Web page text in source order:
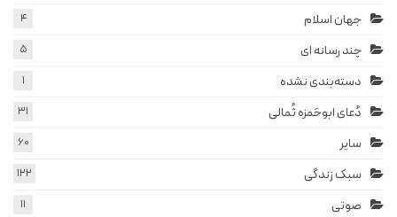
جهان اسلام 4
چند رسانه ای 5
دسته‌بندی نشده 1
دُعای ابوحَمزه ثُمالی 31
سایر 60
سبک زندگی 122
صوتی 11